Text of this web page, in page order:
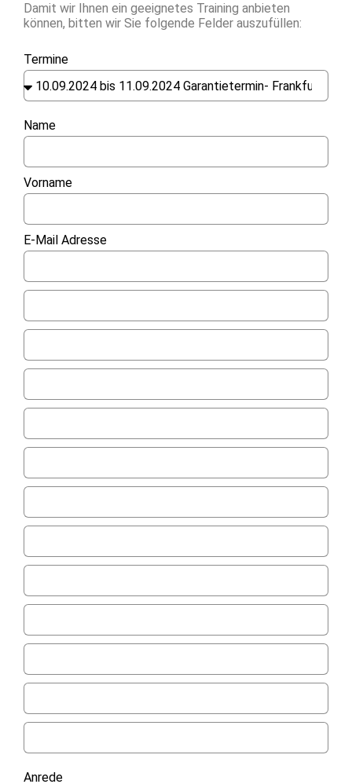
Damit wir Ihnen ein geeignetes Training anbieten
können, bitten wir Sie folgende Felder auszufüllen:
Termine
Name
Vorname
E-Mail Adresse
Anrede